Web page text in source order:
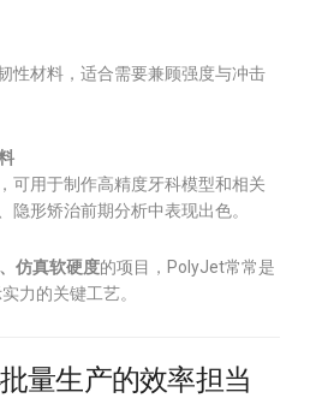
性材料，适合需要兼顾强度与冲击
可用于制作高精度牙科模型和相关
隐形矫治前期分析中表现出色。
仿真软硬度的项目，PolyJet常常是
力的关键工艺。
量生产的效率担当